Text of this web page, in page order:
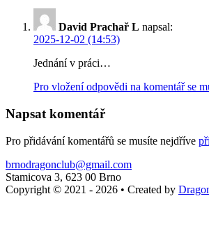
David Prachař L napsal:
2025-12-02 (14:53)
Jednání v práci…
Pro vložení odpovědi na komentář se
Napsat komentář
Pro přidávání komentářů se musíte nejdříve
brnodragonclub@gmail.com
Stamicova 3, 623 00 Brno
Copyright © 2021 - 2026 • Created by